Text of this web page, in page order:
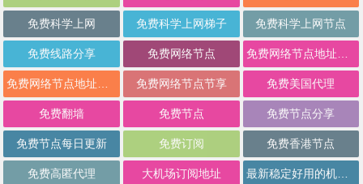
免费科学上网 免费科学上网梯子 免费科学上网节点
免费线路分享 免费网络节点
免费网络节点节享 免费美国代理
免费翻墙 免费节点 免费节点分享
免费节点每日更新 免费订阅 免费香港节点
免费高匿代理 大机场订阅地址